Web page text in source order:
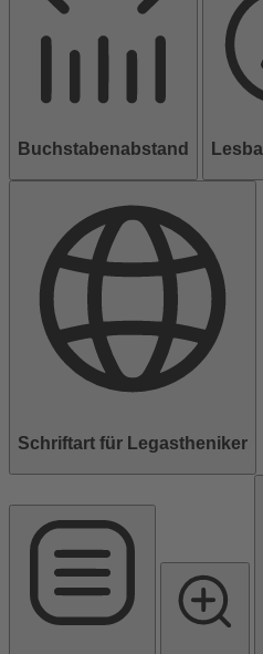
Buchstabenabstand
Schriftart für Legastheniker